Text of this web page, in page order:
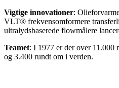
Vigtige innovationer:
VLT® frekvensomformere
ultralydsbaserede flowmålere
Teamet: I 1977 er der over 11.000
og 3.400 rundt om i verden.